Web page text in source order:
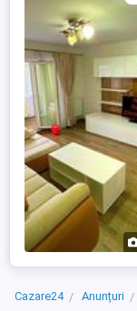
Cazare24 Anunțuri